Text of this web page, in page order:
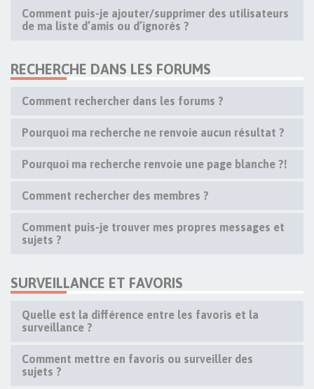
Comment puis-je ajouter/supprimer des utilisateurs
de ma liste d’amis ou d’ignorés ?
RECHERCHE DANS LES FORUMS
Comment rechercher dans les forums ?
Pourquoi ma recherche ne renvoie aucun résultat ?
Pourquoi ma recherche renvoie une page blanche ?!
Comment rechercher des membres ?
Comment puis-je trouver mes propres messages et
sujets ?
SURVEILLANCE ET FAVORIS
Quelle est la différence entre les favoris et la
surveillance ?
Comment mettre en favoris ou surveiller des
sujets ?